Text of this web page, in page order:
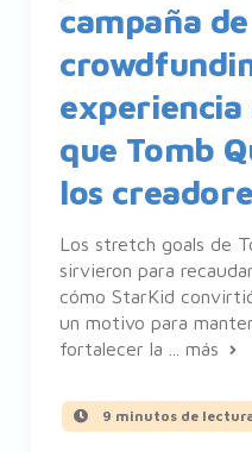
campaña de
que Tomb
los
Los stretch goals de
sirvieron para
cómo StarKid
un motivo para
fortalecer la ... más
9 minutos de